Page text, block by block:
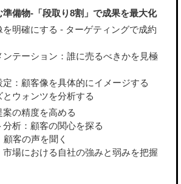
準備物-「段取り8割」で成果を最大化
を明確にする - ターゲティングで成約
ンテーション：誰に売るべきかを見極
定：顧客像を具体的にイメージする
とウォンツを分析する
の精度を高める
分析：顧客の関心を探る
顧客の声を聞く
市場における自社の強みと弱みを把握